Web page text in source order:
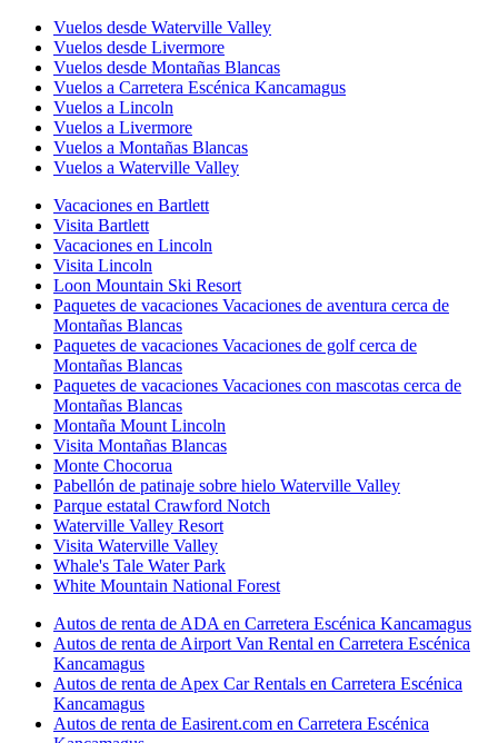
Vuelos desde Waterville Valley
Vuelos desde Livermore
Vuelos desde Montañas Blancas
Vuelos a Carretera Escénica Kancamagus
Vuelos a Lincoln
Vuelos a Livermore
Vuelos a Montañas Blancas
Vuelos a Waterville Valley
Vacaciones en Bartlett
Visita Bartlett
Vacaciones en Lincoln
Visita Lincoln
Loon Mountain Ski Resort
Paquetes de vacaciones Vacaciones de aventura cerca de
Montañas Blancas
Paquetes de vacaciones Vacaciones de golf cerca de
Montañas Blancas
Paquetes de vacaciones Vacaciones con mascotas cerca de
Montañas Blancas
Montaña Mount Lincoln
Visita Montañas Blancas
Monte Chocorua
Pabellón de patinaje sobre hielo Waterville Valley
Parque estatal Crawford Notch
Waterville Valley Resort
Visita Waterville Valley
Whale's Tale Water Park
White Mountain National Forest
Autos de renta de ADA en Carretera Escénica Kancamagus
Autos de renta de Airport Van Rental en Carretera Escénica
Kancamagus
Autos de renta de Apex Car Rentals en Carretera Escénica
Kancamagus
Autos de renta de Easirent.com en Carretera Escénica